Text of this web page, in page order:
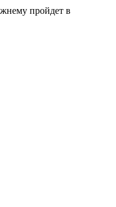
пройдет в